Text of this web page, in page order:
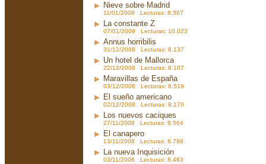
Nieve sobre Madrid
11/01/2009 Lecturas: 8.507
La constante Z
07/01/2009 Lecturas: 10.023
Annus horribilis
31/12/2008 Lecturas: 8.137
Un hotel de Mallorca
22/12/2008 Lecturas: 8.107
Maravillas de España
03/12/2008 Lecturas: 8.519
El sueño americano
02/12/2008 Lecturas: 8.170
Los nuevos caciques
27/11/2008 Lecturas: 8.564
El canapero
13/11/2008 Lecturas: 8.798
La nueva Inquisición
03/11/2008 Lecturas: 8.463